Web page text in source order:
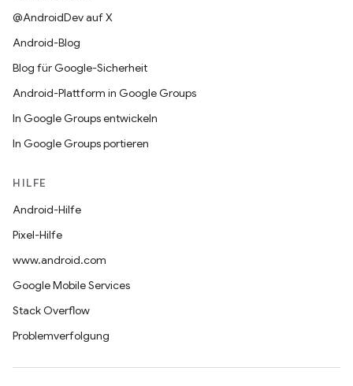
@AndroidDev auf X
Android-Blog
Blog für Google-Sicherheit
Android-Plattform in Google Groups
In Google Groups entwickeln
In Google Groups portieren
HILFE
Android-Hilfe
Pixel-Hilfe
www.android.com
Google Mobile Services
Stack Overflow
Problemverfolgung